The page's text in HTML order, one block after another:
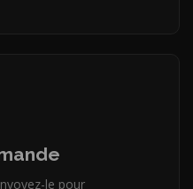
le pour